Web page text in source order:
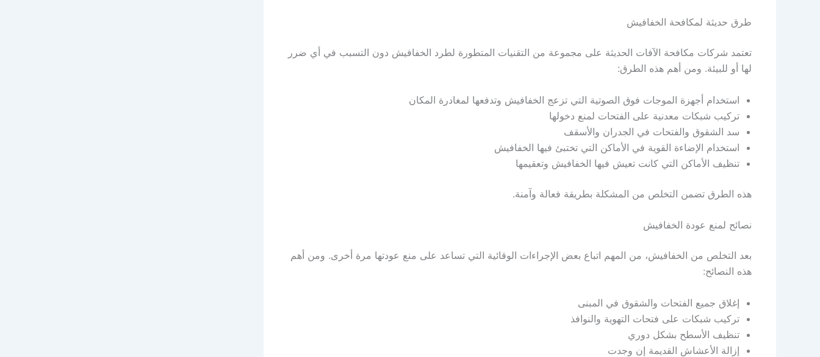
طرق حديثة لمكافحة الخفافيش
تعتمد شركات مكافحة الآفات الحديثة على مجموعة من التقنيات المتطورة لطرد الخفافيش دون التسبب في أي ضرر
لها أو للبيئة. ومن أهم هذه الطرق:
استخدام أجهزة الموجات فوق الصوتية التي تزعج الخفافيش وتدفعها لمغادرة المكان
تركيب شبكات معدنية على الفتحات لمنع دخولها
سد الشقوق والفتحات في الجدران والأسقف
استخدام الإضاءة القوية في الأماكن التي تختبئ فيها الخفافيش
تنظيف الأماكن التي كانت تعيش فيها الخفافيش وتعقيمها
هذه الطرق تضمن التخلص من المشكلة بطريقة فعالة وآمنة.
نصائح لمنع عودة الخفافيش
بعد التخلص من الخفافيش، من المهم اتباع بعض الإجراءات الوقائية التي تساعد على منع عودتها مرة أخرى. ومن أهم
هذه النصائح:
إغلاق جميع الفتحات والشقوق في المبنى
تركيب شبكات على فتحات التهوية والنوافذ
تنظيف الأسطح بشكل دوري
إزالة الأعشاش القديمة إن وجدت